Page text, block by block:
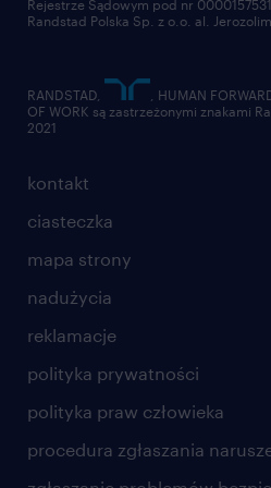
kontakt
ciasteczka
mapa strony
nadużycia
reklamacje
polityka prywatności
polityka praw człowieka
procedura zgłaszania
Rejestrze Sądowym pod nr
Randstad Polska Sp. z o.o. al.
RANDSTAD,
, HUMAN
OF WORK są zastrzeżonymi znakami
2021